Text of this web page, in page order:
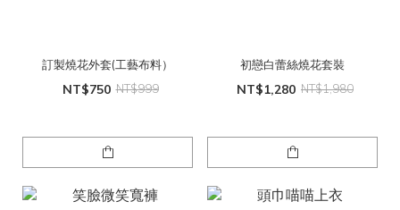
訂製燒花外套(工藝布料）
NT$750 NT$999
初戀白蕾絲燒花套裝
NT$1,280 NT$1,980